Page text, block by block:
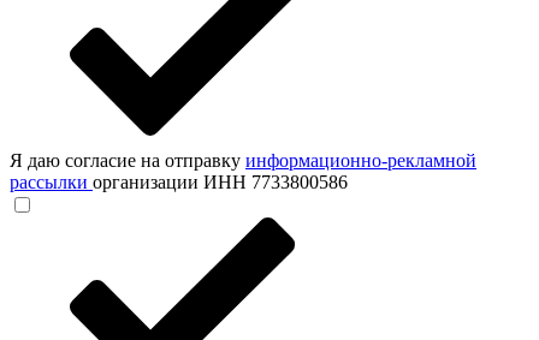
Я даю согласие на отправку информационно-рекламной
рассылки организации ИНН 7733800586